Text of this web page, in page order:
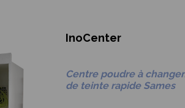
InoCenter
Centre poudre à
de teinte rapide Sames